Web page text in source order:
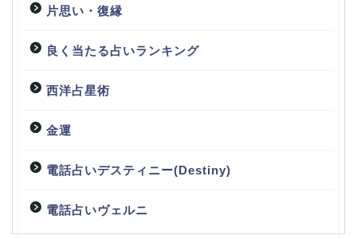
片思い・復縁
良く当たる占いランキング
西洋占星術
金運
電話占いデスティニー(Destiny)
電話占いヴェルニ